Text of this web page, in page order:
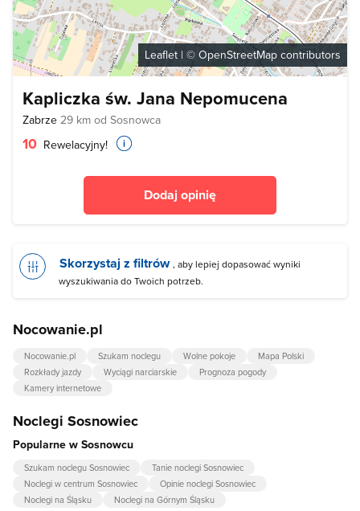
Leaflet | © OpenStreetMap contributors
Kapliczka św. Jana Nepomucena
Zabrze 29 km od Sosnowca
10 Rewelacyjny!
Dodaj opinię
Skorzystaj z filtrów , aby lepiej dopasować wyniki
wyszukiwania do Twoich potrzeb.
Nocowanie.pl
Nocowanie.pl Szukam noclegu Wolne pokoje
Mapa Polski
Rozkłady jazdy
Wyciągi narciarskie
Prognoza pogody
Kamery internetowe
Noclegi Sosnowiec
Popularne w Sosnowcu
Szukam noclegu Sosnowiec
Tanie noclegi Sosnowiec
Noclegi w centrum Sosnowiec
Opinie noclegi Sosnowiec
Noclegi na Śląsku
Noclegi na Górnym Śląsku